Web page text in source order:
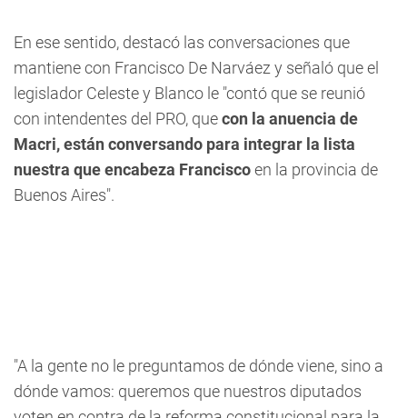
En ese sentido, destacó las conversaciones que
mantiene con Francisco De Narváez y señaló que el
legislador Celeste y Blanco le "contó que se reunió
con intendentes del PRO, quecon la anuencia de
Macri, están conversando para integrar la lista
nuestra que encabeza Franciscoen la provincia de
Buenos Aires".
"A la gente no le preguntamos de dónde viene, sino a
dónde vamos: queremos que nuestros diputados